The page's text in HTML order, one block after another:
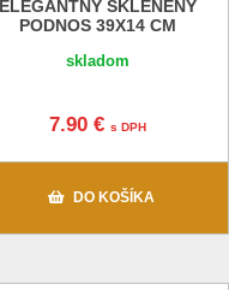
ELEGANTNÝ SKLENENÝ
PODNOS 39X14 CM
skladom
7.90 € s DPH
DO KOŠÍKA